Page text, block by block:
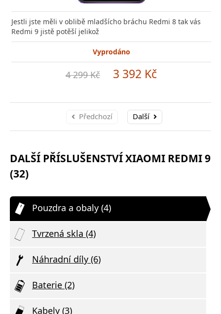
Jestli jste měli v oblibě mladšícho bráchu Redmi 8 tak vás
Redmi 9 jistě potěší jelikož
Vyprodáno
4 299 Kč 3 392 Kč
Předchozí Další
DALŠÍ PŘÍSLUŠENSTVÍ XIAOMI REDMI 9
(32)
Pouzdra a obaly (4)
Tvrzená skla (4)
Náhradní díly (6)
Baterie (2)
Kabely (3)